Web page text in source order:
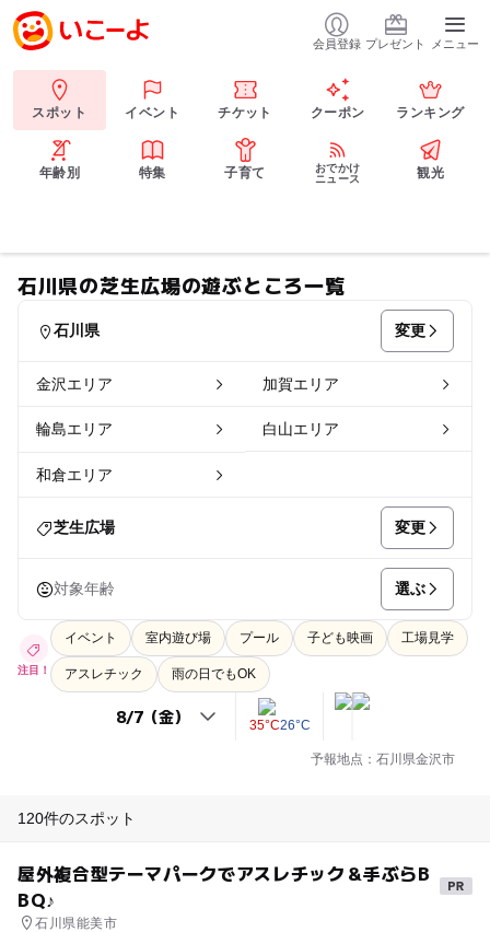
会員登録 プレゼント メニュー
スポット イベント チケット クーポン ランキング
年齢別 特集 子育て
おでかけ
ニュース
観光
石川県の芝生広場の遊ぶところ一覧
石川県 変更
金沢エリア 加賀エリア
輪島エリア 白山エリア
和倉エリア
芝生広場 変更
対象年齢 選ぶ
注目！
イベント 室内遊び場 プール 子ども映画 工場見学
アスレチック 雨の日でもOK
35°C26°C
予報地点：石川県金沢市
120件のスポット
屋外複合型テーマパークでアスレチック＆手ぶらB
BQ♪
石川県能美市